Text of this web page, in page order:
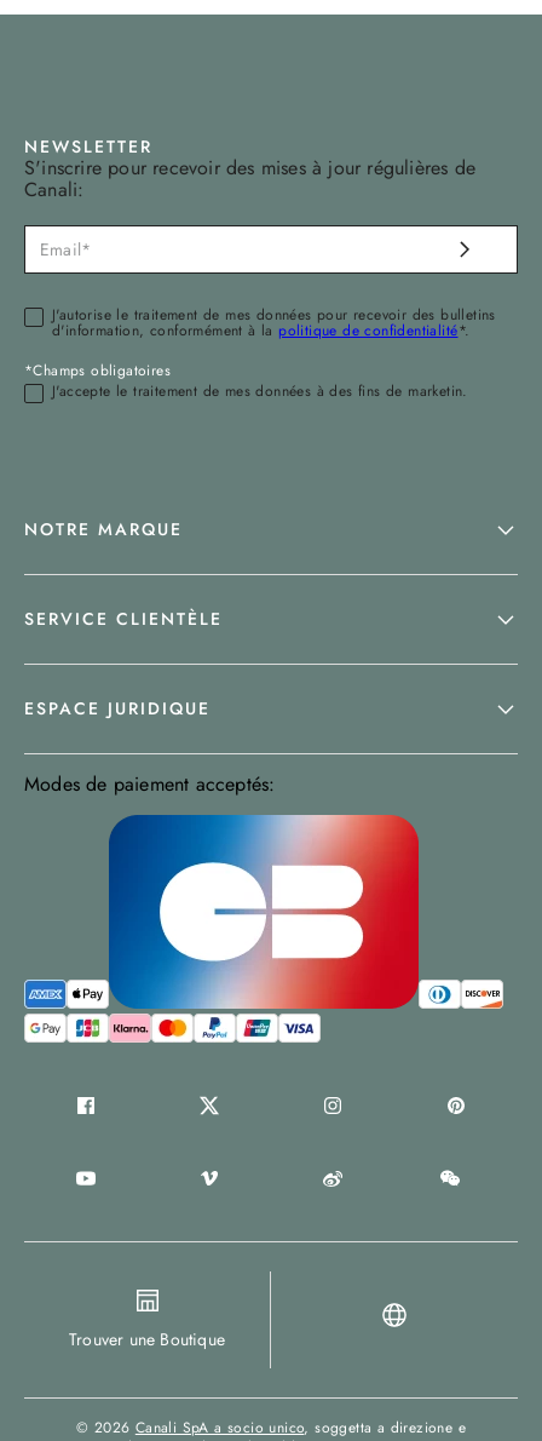
NEWSLETTER
S'inscrire pour recevoir des mises à jour régulières de
Canali:
J'autorise le traitement de mes données pour recevoir des bulletins
d'information, conformément à la politique de confidentialité*.
*Champs obligatoires
J'accepte le traitement de mes données à des fins de marketin.
NOTRE MARQUE
SERVICE CLIENTÈLE
ESPACE JURIDIQUE
Trouver une Boutique
Modes de paiement acceptés:
© 2026 Canali SpA a socio unico, soggetta a direzione e